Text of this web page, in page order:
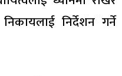
निर्देशन गर्ने